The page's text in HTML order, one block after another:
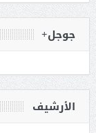
جوجل+
الأرشيف